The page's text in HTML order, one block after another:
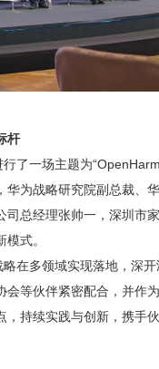
杆
一场主题为
为战略研究院副总裁、
总经理张帅一，深圳市
式。
多领域实现落地，深开
等伙伴紧密配合，并作
持续实践与创新，携手